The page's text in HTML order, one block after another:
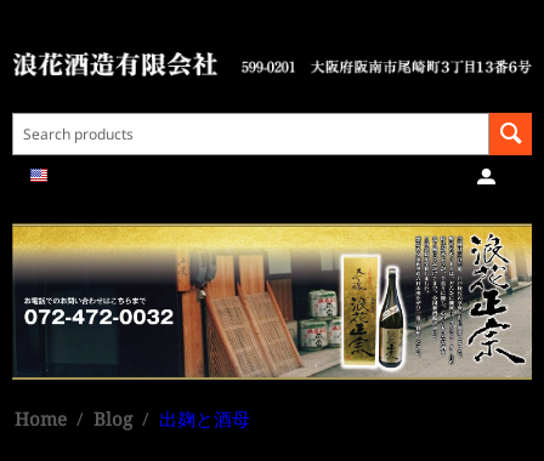
Home / Blog / 出麹と酒母